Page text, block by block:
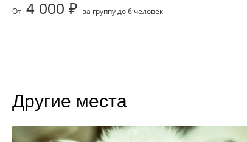
От 4 000 ₽ за группу до 6 человек
Другие места